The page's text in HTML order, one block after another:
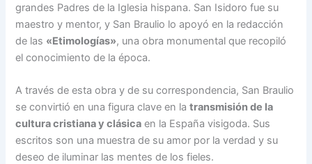
grandes Padres de la Iglesia hispana. San Isidoro fue su
maestro y mentor, y San Braulio lo apoyó en la redacción
de las «Etimologías», una obra monumental que recopiló
el conocimiento de la época.
A través de esta obra y de su correspondencia, San Braulio
se convirtió en una figura clave en latransmisión de la
cultura cristiana y clásica en la España visigoda. Sus
escritos son una muestra de su amor por la verdad y su
deseo de iluminar las mentes de los fieles.